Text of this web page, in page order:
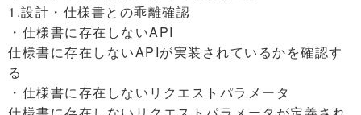
1.設計・仕様書との乖離確認
・仕様書に存在しないAPI
仕様書に存在しないAPIが実装されているかを確認す
る
・仕様書に存在しないリクエストパラメータ